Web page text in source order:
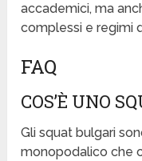
accademici, ma
complessi e regimi
FAQ
COS’È UNO
Gli squat bulgari
monopodalico che